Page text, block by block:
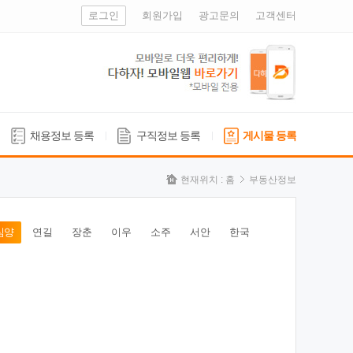
로그인 회원가입 광고문의 고객센터
채용정보 등록 구직정보 등록 게시물 등록
현재위치 : 홈 부동산정보
양 연길 장춘 이우 소주 서안 한국